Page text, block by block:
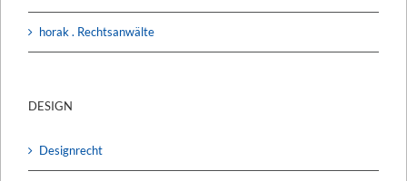
horak . Rechtsanwälte
DESIGN
Designrecht